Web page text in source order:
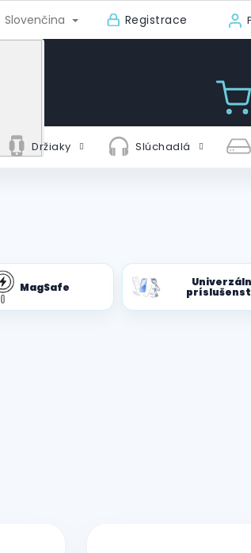
Slovenčina Registrace
Držiaky Slúchadlá
MagSafe